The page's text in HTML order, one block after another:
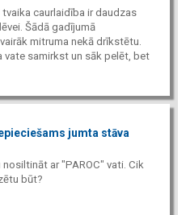
caurlaidība ir daudzas
Šādā gadījumā
mitruma nekā drīkstētu.
vate samirkst un sāk pelēt, bet
jumta stāva
ar "PAROC" vati. Cik
būt?